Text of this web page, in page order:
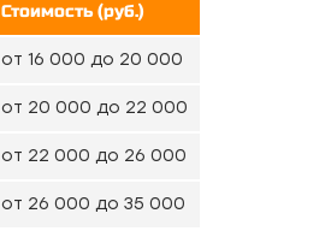
Стоимость (руб.)
от 16 000 до 20 000
от 20 000 до 22 000
от 22 000 до 26 000
от 26 000 до 35 000